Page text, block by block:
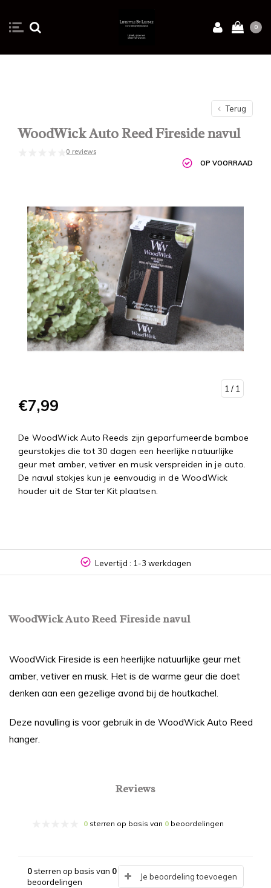
0
Terug
WoodWick Auto Reed Fireside navul
0 reviews
OP VOORRAAD
1 / 1
€7,99
De WoodWick Auto Reeds zijn geparfumeerde bamboe
geurstokjes die tot 30 dagen een heerlijke natuurlijke
geur met amber, vetiver en musk verspreiden in je auto.
De navul stokjes kun je eenvoudig in de WoodWick
houder uit de Starter Kit plaatsen.
Levertijd : 1-3 werkdagen
WoodWick Auto Reed Fireside navul
WoodWick Fireside is een heerlijke natuurlijke geur met
amber, vetiver en musk. Het is de warme geur die doet
denken aan een gezellige avond bij de houtkachel.
Deze navulling is voor gebruik in de WoodWick Auto Reed
hanger.
Reviews
0 sterren op basis van 0 beoordelingen
0sterren op basis van 0
beoordelingen
Je beoordeling toevoegen